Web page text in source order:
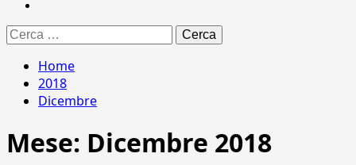
Ricerca
per:
Home
2018
Dicembre
Mese: Dicembre 2018